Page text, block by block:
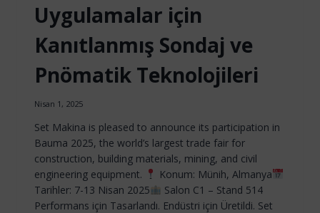
Uygulamalar için
Kanıtlanmış Sondaj ve
Pnömatik Teknolojileri
Nisan 1, 2025
Set Makina is pleased to announce its participation in
Bauma 2025, the world’s largest trade fair for
construction, building materials, mining, and civil
engineering equipment.
Konum: Münih, Almanya
Tarihler: 7-13 Nisan 2025
Salon C1 – Stand 514
Performans için Tasarlandı. Endüstri için Üretildi. Set